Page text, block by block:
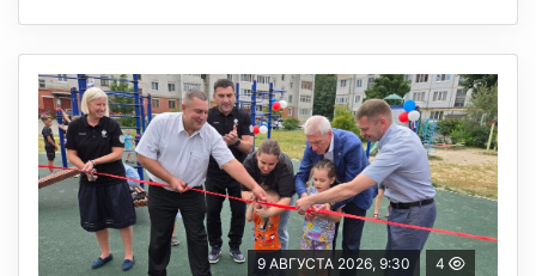
9 АВГУСТА 2026, 9:30 4